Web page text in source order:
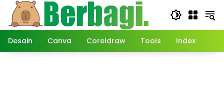
Langsung
konten
Desain
Canva Coreldraw Tools Index